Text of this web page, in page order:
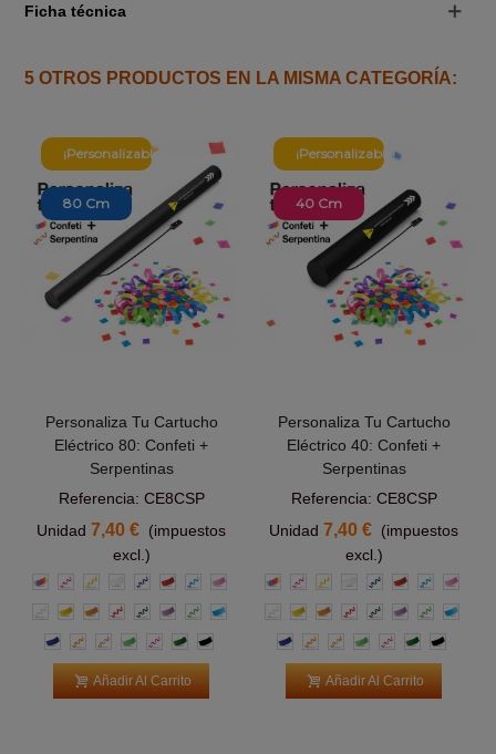
Ficha técnica
5 OTROS PRODUCTOS EN LA MISMA CATEGORÍA:
80 Cm
¡Personalizable!
Personaliza Tu Cartucho
Eléctrico 80: Confeti +
Serpentinas
Referencia: CE8CSP
Unidad7,40 € (impuestos
excl.)
Multicolor
RosaAmarillas
Blanco
AzulRojoAzulRosa
Blanca
Amarillo
Naranja
RojaVerdeMorado
VerdeAzul
AzulNaranjaMulticolor
VerdeRosasVerdeNegro
Añadir Al Carrito
40 Cm
¡Personalizable!
Personaliza Tu Cartucho
Eléctrico 40: Confeti +
Serpentinas
Referencia: CE8CSP
Unidad7,40 € (impuestos
excl.)
Multicolor
RosaAmarillas
Blanco
AzulRojoAzulRosa
Blanca
Amarillo
Naranja
RojaVerdeMorado
VerdeAzul
AzulNaranjaMulticolor
VerdeRosasVerdeNegro
Añadir Al Carrito